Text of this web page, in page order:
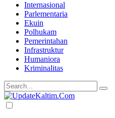
Internasional
Parlementaria
Ekuin
Polhukam
Pemerintahan
Infrastruktur
Humaniora
Kriminalitas